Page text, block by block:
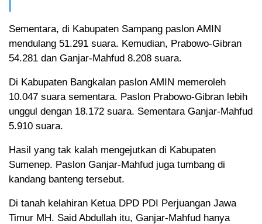
Sementara, di Kabupaten Sampang paslon AMIN
mendulang 51.291 suara. Kemudian, Prabowo-Gibran
54.281 dan Ganjar-Mahfud 8.208 suara.
Di Kabupaten Bangkalan paslon AMIN memeroleh
10.047 suara sementara. Paslon Prabowo-Gibran lebih
unggul dengan 18.172 suara. Sementara Ganjar-Mahfud
5.910 suara.
Hasil yang tak kalah mengejutkan di Kabupaten
Sumenep. Paslon Ganjar-Mahfud juga tumbang di
kandang banteng tersebut.
Di tanah kelahiran Ketua DPD PDI Perjuangan Jawa
Timur MH. Said Abdullah itu, Ganjar-Mahfud hanya